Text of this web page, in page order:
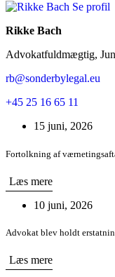
Se profil
Rikke Bach
Advokatfuldmægtig,
rb@sonderbylegal.eu
+45 25 16 65 11
15 juni, 2026
Fortolkning af
Læs mere
10 juni, 2026
Advokat blev holdt
Læs mere